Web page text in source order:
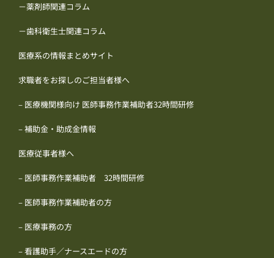
－薬剤師関連コラム
－歯科衛生士関連コラム
医療系の情報まとめサイト
求職者をお探しのご担当者様へ
– 医療機関様向け 医師事務作業補助者32時間研修
– 補助金・助成金情報
医療従事者様へ
– 医師事務作業補助者 32時間研修
– 医師事務作業補助者の方
– 医療事務の方
– 看護助手／ナースエードの方